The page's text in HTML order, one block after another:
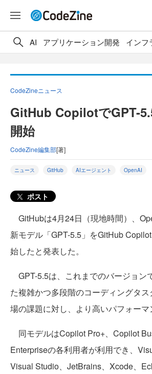
AI アプリケーション開発 インフ
CodeZineニュース
GitHub CopilotでGPT-
開始
CodeZine編集部[著]
ニュース GitHub AIエージェント OpenAI
ポスト
GitHubは4月24日（現地時間）、
新モデル「GPT-5.5」をGitHub
始したと発表した。
GPT-5.5は、これまでのバージョン
た複雑かつ多段階のコーディングタ
場の課題に対し、より高いパフォーマ
同モデルはCopilot Pro+、Copilot
Enterpriseの各利用者が利用でき、
Visual Studio、JetBrains、Xcode、